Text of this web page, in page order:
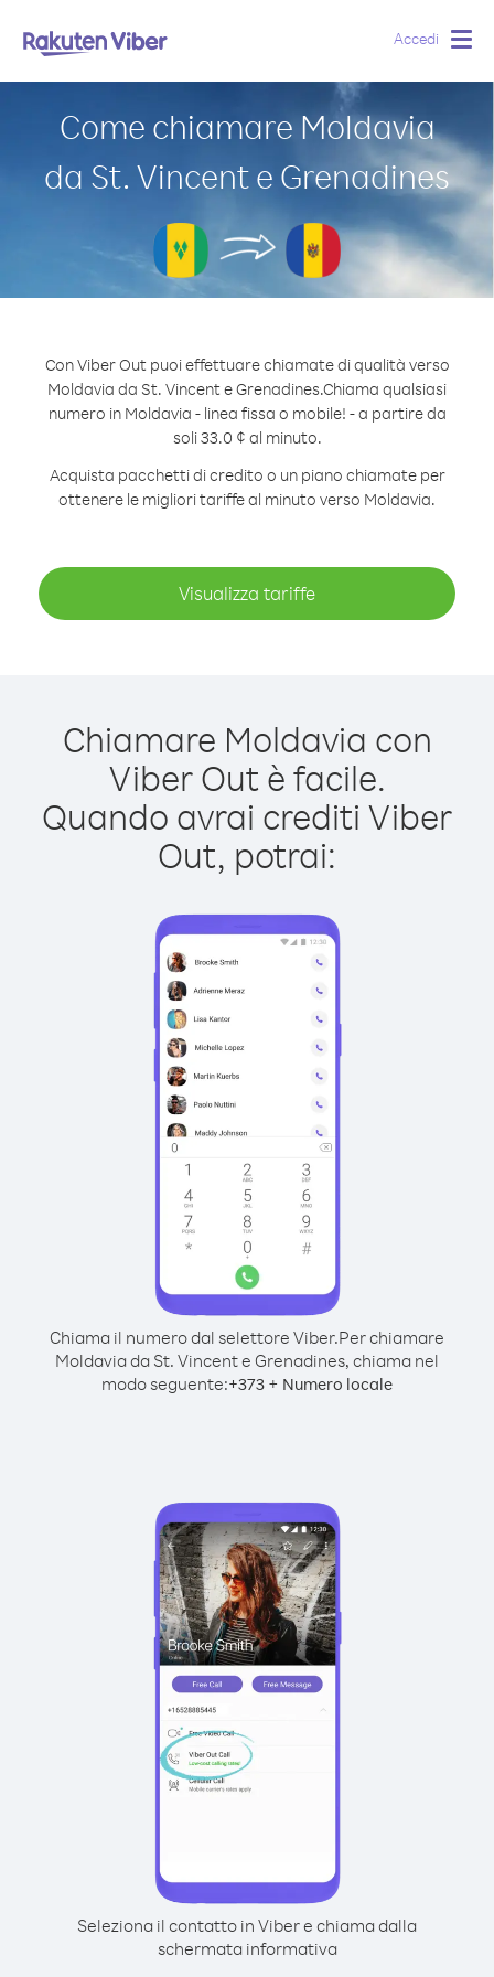
Accedi
Come chiamare Moldavia
da St. Vincent e Grenadines
Con Viber Out puoi effettuare chiamate di qualità verso
Moldavia da St. Vincent e Grenadines.Chiama qualsiasi
numero in Moldavia - linea fissa o mobile! - a partire da
soli 33.0 ¢ al minuto.
Acquista pacchetti di credito o un piano chiamate per
ottenere le migliori tariffe al minuto verso Moldavia.
Visualizza tariffe
Chiamare Moldavia con
Viber Out è facile.
Quando avrai crediti Viber
Out, potrai:
Chiama il numero dal selettore Viber.Per chiamare
Moldavia da St. Vincent e Grenadines, chiama nel
modo seguente:+373 + Numero locale
Seleziona il contatto in Viber e chiama dalla
schermata informativa